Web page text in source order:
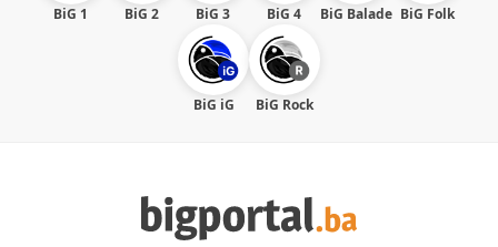
BiG 1 BiG 2 BiG 3 BiG 4 BiG Balade BiG Folk
BiG iG BiG Rock